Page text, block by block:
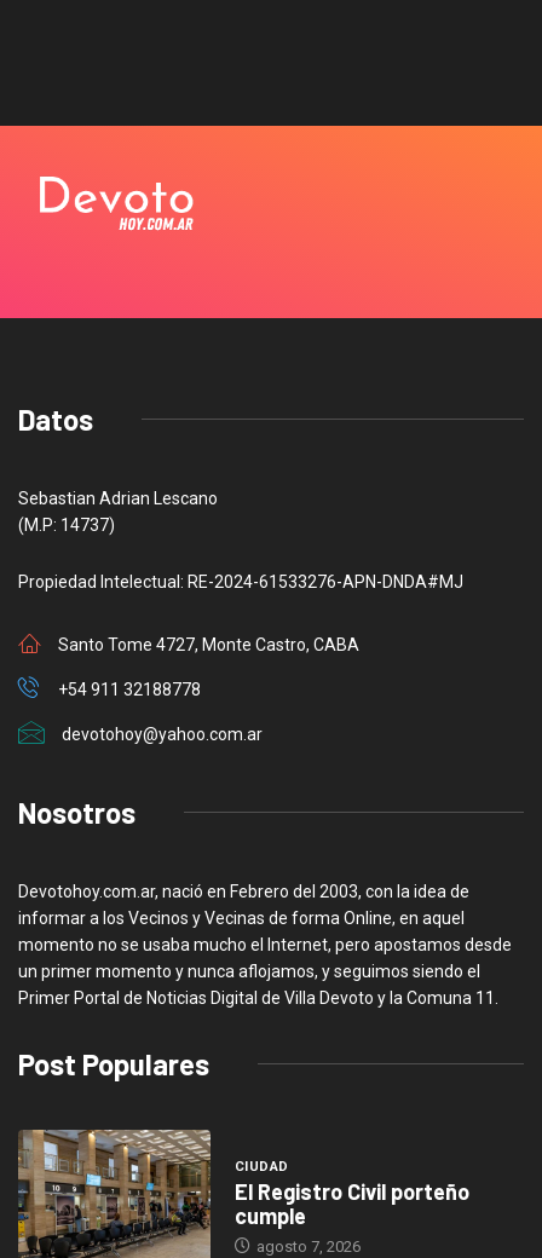
Datos
Sebastian Adrian Lescano
(M.P: 14737)
Propiedad Intelectual: RE-2024-61533276-APN-DNDA#MJ
Santo Tome 4727, Monte Castro, CABA
+54 911 32188778
devotohoy@yahoo.com.ar
Nosotros
Devotohoy.com.ar, nació en Febrero del 2003, con la idea de
informar a los Vecinos y Vecinas de forma Online, en aquel
momento no se usaba mucho el Internet, pero apostamos desde
un primer momento y nunca aflojamos, y seguimos siendo el
Primer Portal de Noticias Digital de Villa Devoto y la Comuna 11.
Post Populares
CIUDAD
El Registro Civil porteño
cumple
agosto 7, 2026